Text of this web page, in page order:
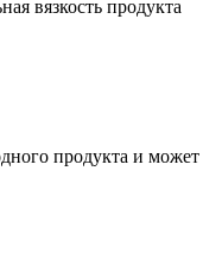
вязкость продукта
продукта и может